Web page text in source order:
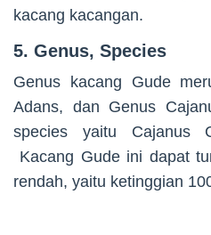
kacang kacangan.
5. Genus, Species
Genus kacang Gude
Adans, dan Genus
species yaitu Cajanus
Kacang Gude ini dapat
rendah, yaitu ketinggian